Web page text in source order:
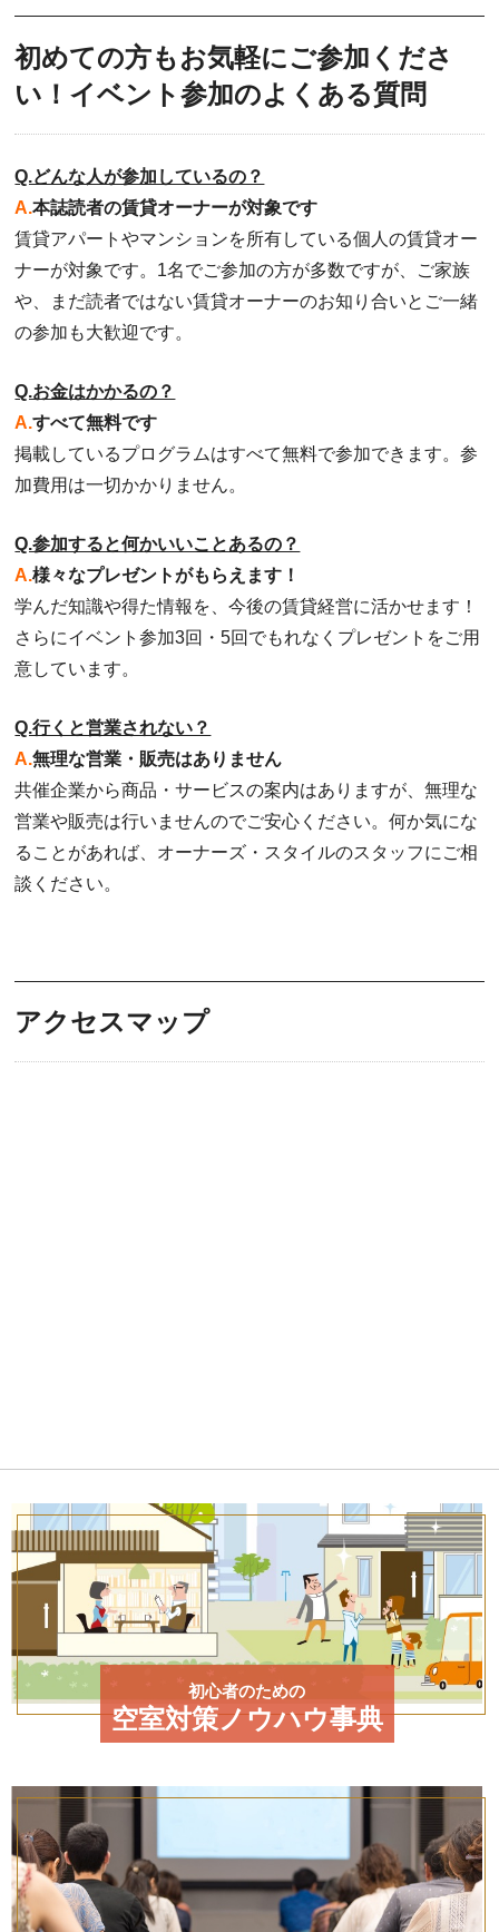
初めての方もお気軽にご参加くださ
い！イベント参加のよくある質問
Q.どんな人が参加しているの？
A.本誌読者の賃貸オーナーが対象です
賃貸アパートやマンションを所有している個人の賃貸オー
ナーが対象です。1名でご参加の方が多数ですが、ご家族
や、まだ読者ではない賃貸オーナーのお知り合いとご一緒
の参加も大歓迎です。
Q.お金はかかるの？
A.すべて無料です
掲載しているプログラムはすべて無料で参加できます。参
加費用は一切かかりません。
Q.参加すると何かいいことあるの？
A.様々なプレゼントがもらえます！
学んだ知識や得た情報を、今後の賃貸経営に活かせます！
さらにイベント参加3回・5回でもれなくプレゼントをご用
意しています。
Q.行くと営業されない？
A.無理な営業・販売はありません
共催企業から商品・サービスの案内はありますが、無理な
営業や販売は行いませんのでご安心ください。何か気にな
ることがあれば、オーナーズ・スタイルのスタッフにご相
談ください。
アクセスマップ
初心者のための
空室対策ノウハウ事典